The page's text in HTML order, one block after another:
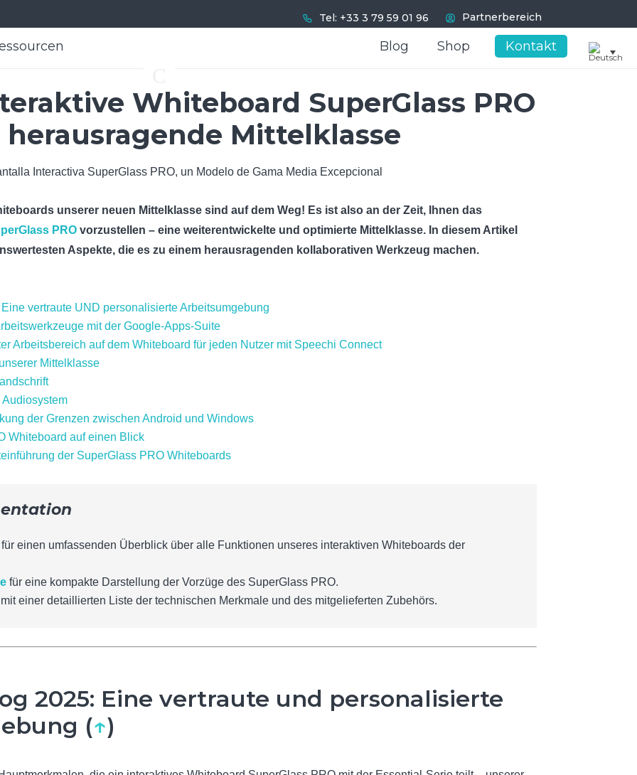
Tel: +33 3 79 59 01 96 Partnerbereich
Kontakt
Shop
Blog Kontakt
Shop
Blog
Whiteboard SuperGlass PRO
herausragende Mittelklasse
unserer neuen Mittelklasse sind auf dem Weg! Es ist also an der Zeit, Ihnen das
PRO vorzustellen – eine weiterentwickelte und optimierte Mittelklasse. In diesem Artikel
Aspekte, die es zu einem herausragenden kollaborativen Werkzeug machen.
vertraute UND personalisierte Arbeitsumgebung
mit der Google-Apps-Suite
Arbeitsbereich auf dem Whiteboard für jeden Nutzer mit Speechi Connect
Mittelklasse
der Grenzen zwischen Android und Windows
Whiteboard auf einen Blick
der SuperGlass PRO Whiteboards
für einen umfassenden Überblick über alle Funktionen unseres interaktiven Whiteboards der
für eine kompakte Darstellung der Vorzüge des SuperGlass PRO.
mit einer detaillierten Liste der technischen Merkmale und des mitgelieferten Zubehörs.
2025: Eine vertraute und personalisierte
(↑)